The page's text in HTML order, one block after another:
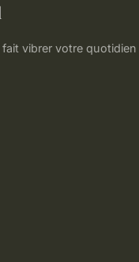
vibrer votre quotidien